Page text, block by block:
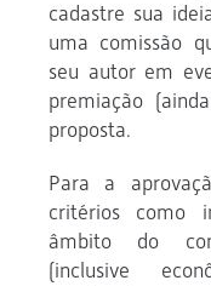
cadastre sua
uma comissão
seu autor em
premiação
proposta.
Para a
critérios como
âmbito do
(inclusive